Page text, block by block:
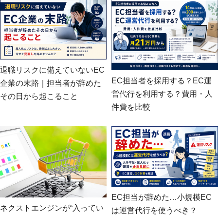
退職リスクに備えていないEC
企業の末路｜担当者が辞めた
その日から起こること
EC担当者を採用する？EC運
営代行を利用する？費用・人
件費を比較
ネクストエンジンが“入ってい
EC担当が辞めた…小規模EC
は運営代行を使うべき？